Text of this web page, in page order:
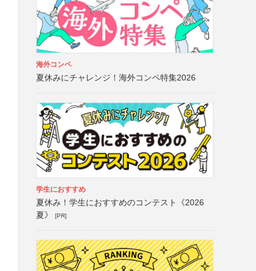
海外コンペ
夏休みにチャレンジ！海外コンペ特集2026
学生におすすめ
夏休み！学生におすすめのコンテスト《2026
夏》
[PR]